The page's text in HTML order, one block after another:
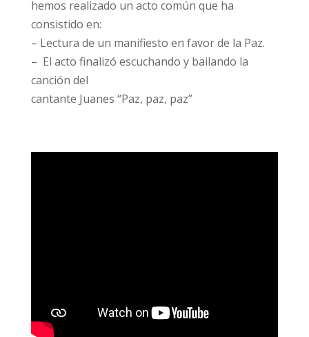
hemos realizado un acto común que ha
consistido en:
– Lectura de un manifiesto en favor de la Paz.
– El acto finalizó escuchando y bailando la
canción del
cantante Juanes “Paz, paz, paz”